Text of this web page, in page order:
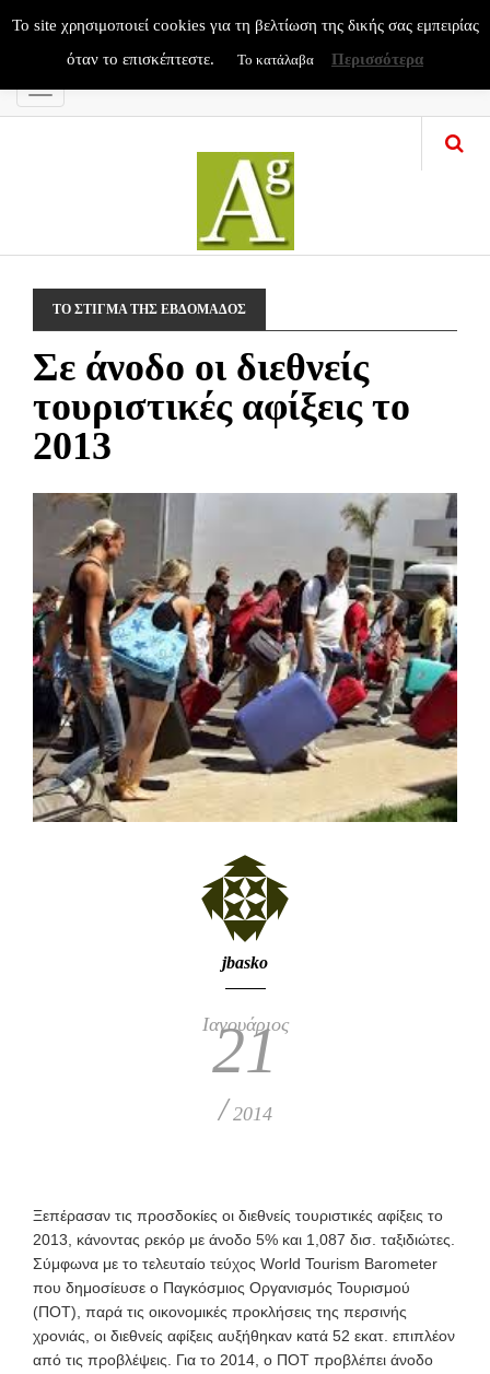
Menu
ΤΟ ΣΤΙΓΜΑ ΤΗΣ ΕΒΔΟΜΑΔΟΣ
Σε άνοδο οι διεθνείς
τουριστικές αφίξεις το
2013
jbasko
Ιανουάριος
21
/ 2014
Ξεπέρασαν τις προσδοκίες οι διεθνείς τουριστικές αφίξεις το
2013, κάνοντας ρεκόρ με άνοδο 5% και 1,087 δισ. ταξιδιώτες.
Σύμφωνα με το τελευταίο τεύχος World Tourism Barometer
που δημοσίευσε ο Παγκόσμιος Οργανισμός Τουρισμού
(ΠΟΤ), παρά τις οικονομικές προκλήσεις της περσινής
χρονιάς, οι διεθνείς αφίξεις αυξήθηκαν κατά 52 εκατ. επιπλέον
από τις προβλέψεις. Για το 2014, ο ΠΟΤ προβλέπει άνοδο
To site χρησιμοποιεί cookies για τη βελτίωση της δικής σας εμπειρίας
όταν το επισκέπτεστε.
Το κατάλαβα Περισσότερα